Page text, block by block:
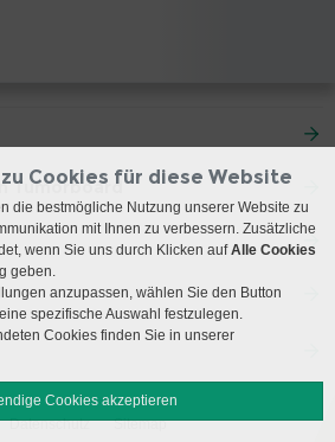
Tumorboard
Datenschutz Sitemap
Cookies für diese Website
die bestmögliche Nutzung unserer Website zu
mit Ihnen zu verbessern. Zusätzliche
wenn Sie uns durch Klicken aufAlle Cookies
geben.
anzupassen, wählen Sie den Button
spezifische Auswahl festzulegen.
Cookies finden Sie in unserer
Cookies akzeptieren